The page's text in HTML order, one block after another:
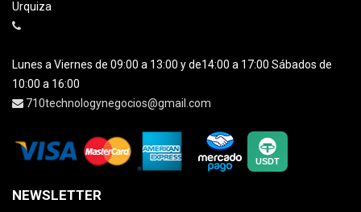
Urquiza
Lunes a Viernes de 09:00 a 13:00 y de14:00 a 17:00 Sábados de
10:00 a 16:00
710technologynegocios@gmail.com
NEWSLETTER